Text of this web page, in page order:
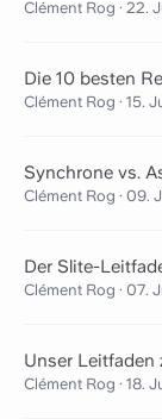
Clément Rog · 22.
Die 10 besten
Clément Rog · 15.
Synchrone vs.
Clément Rog · 09.
Der Slite-
Clément Rog · 07.
Unser
Clément Rog · 18.